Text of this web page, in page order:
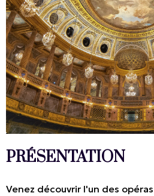
PRÉSENTATION
Venez découvrir l'un des